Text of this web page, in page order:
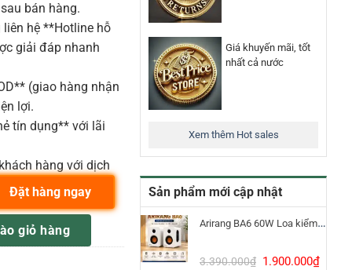
Giá khuyến mãi, tốt
nhất cả nước
Xem thêm Hot sales
Sản phẩm mới cập nhật
Arirang BA6 60W Loa kiểm âm Bluetooth 5.3
3.390.000₫ Giá
1.900.000₫Giá
bán hàng.
hệ **Hotline hỗ
giải đáp nhanh
(giao hàng nhận
lợi.
tín dụng** với lãi
hàng với dịch
19" số lượng
giỏ hàng
Đặt hàng ngay